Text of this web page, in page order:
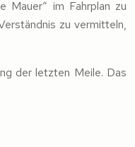
Mauer“ im Fahrplan zu
zu vermitteln,
der letzten Meile. Das